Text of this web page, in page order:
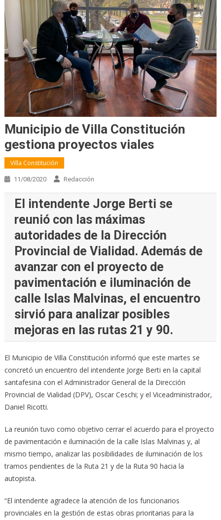
Municipio de Villa Constitución
gestiona proyectos viales
Villa Constitución
11/08/2020 Redacción
El intendente Jorge Berti se
reunió con las máximas
autoridades de la Dirección
Provincial de Vialidad. Además de
avanzar con el proyecto de
pavimentación e iluminación de
calle Islas Malvinas, el encuentro
sirvió para analizar posibles
mejoras en las rutas 21 y 90.
El Municipio de Villa Constitución informó que este martes se
concretó un encuentro del intendente Jorge Berti en la capital
santafesina con el Administrador General de la Dirección
Provincial de Vialidad (DPV), Oscar Ceschi; y el Viceadministrador,
Daniel Ricotti.
La reunión tuvo como objetivo cerrar el acuerdo para el proyecto
de pavimentación e iluminación de la calle Islas Malvinas y, al
mismo tiempo, analizar las posibilidades de iluminación de los
tramos pendientes de la Ruta 21 y de la Ruta 90 hacia la
autopista.
“El intendente agradece la atención de los funcionarios
provinciales en la gestión de estas obras prioritarias para la